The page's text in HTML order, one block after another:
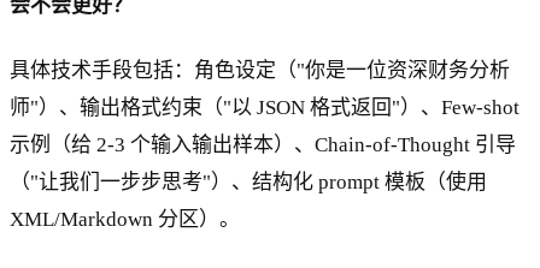
会不会更好？
具体技术手段包括：角色设定（"你是一位资深财务分析
师"）、输出格式约束（"以 JSON 格式返回"）、Few-shot
示例（给 2-3 个输入输出样本）、Chain-of-Thought 引导
（"让我们一步步思考"）、结构化 prompt 模板（使用
XML/Markdown 分区）。